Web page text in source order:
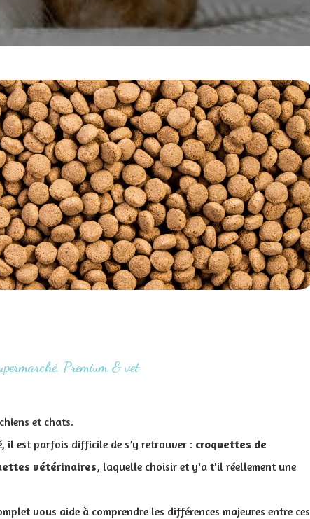
Premium & vet
et chats.
il est parfois difficile de s’y retrouver : croquettes de
vétérinaires, laquelle choisir et y'a t'il réellement une
vous aide à comprendre les différences majeures entre ces